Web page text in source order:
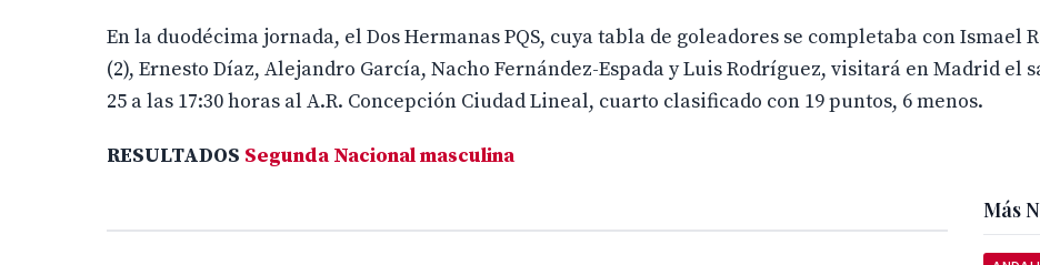
En la duodécima jornada, el Dos Hermanas PQS, cuya tabla de goleadores se completaba con Ismael
(2), Ernesto Díaz, Alejandro García, Nacho Fernández-Espada y Luis Rodríguez, visitará en Madrid el
25 a las 17:30 horas al A.R. Concepción Ciudad Lineal, cuarto clasificado con 19 puntos, 6 menos.
RESULTADOS Segunda Nacional masculina
Más